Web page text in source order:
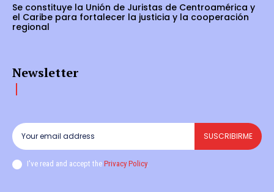
Se constituye la Unión de Juristas de Centroamérica y
el Caribe para fortalecer la justicia y la cooperación
regional
Newsletter
SUSCRIBIRME
I've read and accept the Privacy Policy.